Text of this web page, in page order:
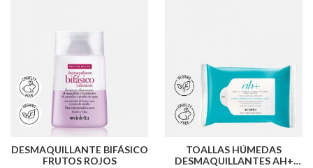
DESMAQUILLANTE BIFÁSICO
FRUTOS ROJOS
TOALLAS HÚMEDAS
DESMAQUILLANTES AH+